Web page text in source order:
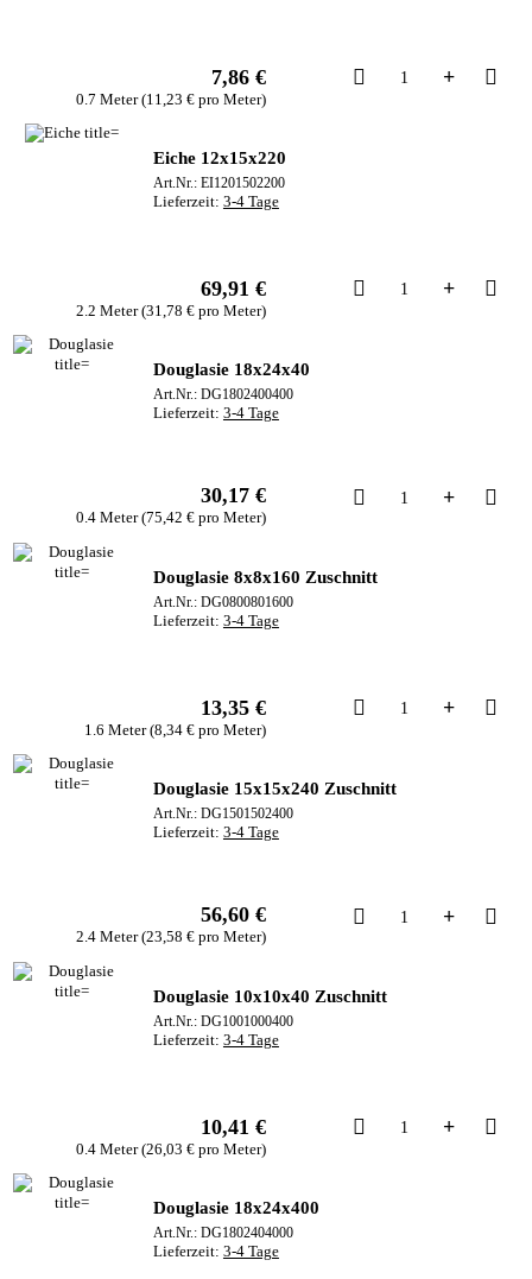
7,86 €
0.7 Meter (11,23 € pro Meter)
Eiche 12x15x220
Art.Nr.: EI1201502200
Lieferzeit: 3-4 Tage
69,91 €
2.2 Meter (31,78 € pro Meter)
Douglasie 18x24x40
Art.Nr.: DG1802400400
Lieferzeit: 3-4 Tage
30,17 €
0.4 Meter (75,42 € pro Meter)
Douglasie 8x8x160 Zuschnitt
Art.Nr.: DG0800801600
Lieferzeit: 3-4 Tage
13,35 €
1.6 Meter (8,34 € pro Meter)
Douglasie 15x15x240 Zuschnitt
Art.Nr.: DG1501502400
Lieferzeit: 3-4 Tage
56,60 €
2.4 Meter (23,58 € pro Meter)
Douglasie 10x10x40 Zuschnitt
Art.Nr.: DG1001000400
Lieferzeit: 3-4 Tage
10,41 €
0.4 Meter (26,03 € pro Meter)
Douglasie 18x24x400
Art.Nr.: DG1802404000
Lieferzeit: 3-4 Tage